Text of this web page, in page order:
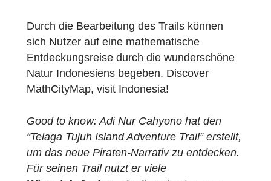
Vielleicht können
wir diesen
Baumstamm hier
verwenden.
muss wissen wie
viel Kilogramm
dieser